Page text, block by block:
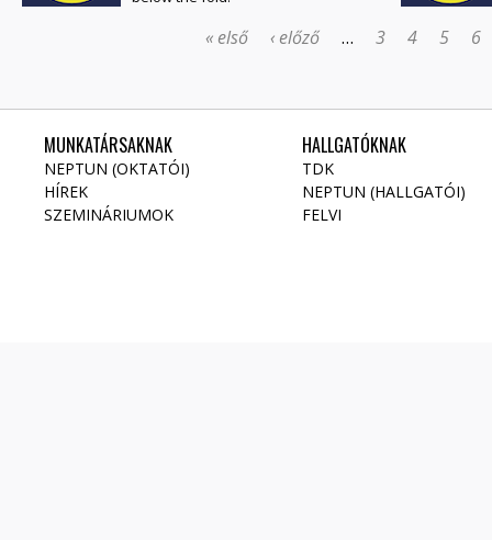
« első ‹ előző … 3 4 5 6
MUNKATÁRSAKNAK
NEPTUN (OKTATÓI)
HÍREK
SZEMINÁRIUMOK
HALLGATÓKNAK
TDK
NEPTUN (HALLGATÓI)
FELVI